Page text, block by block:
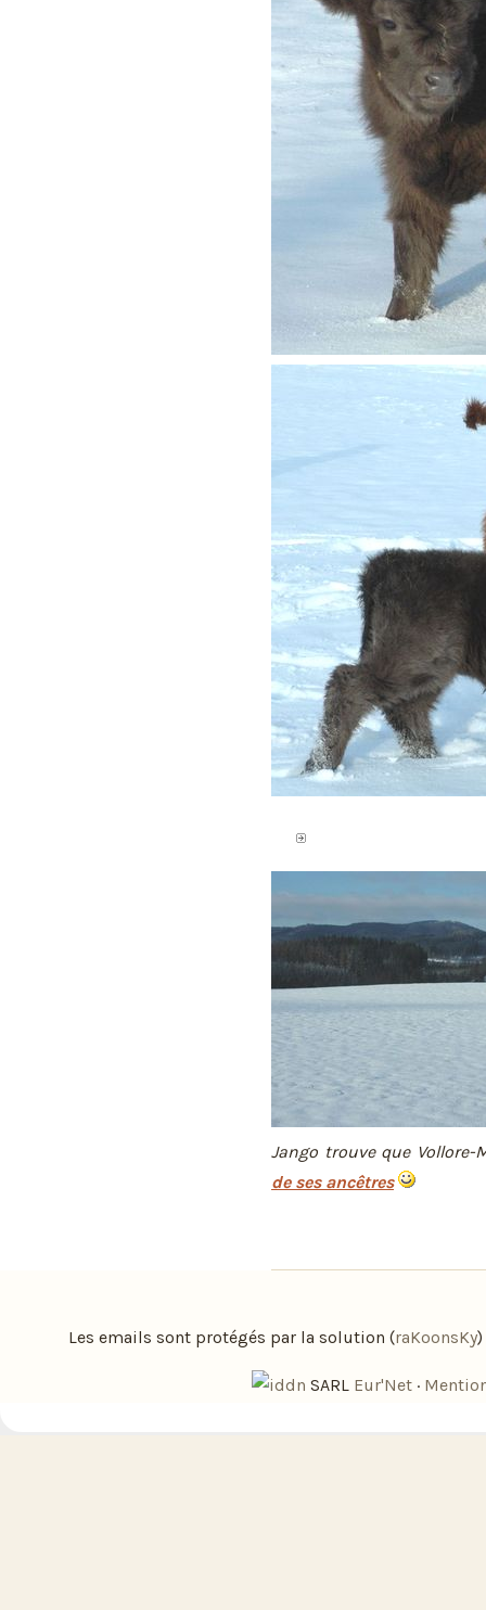
Jango trouve que
de ses ancêtres
Les emails sont protégés par la solution (raKoonsKy)
SARL Eur'Net ·